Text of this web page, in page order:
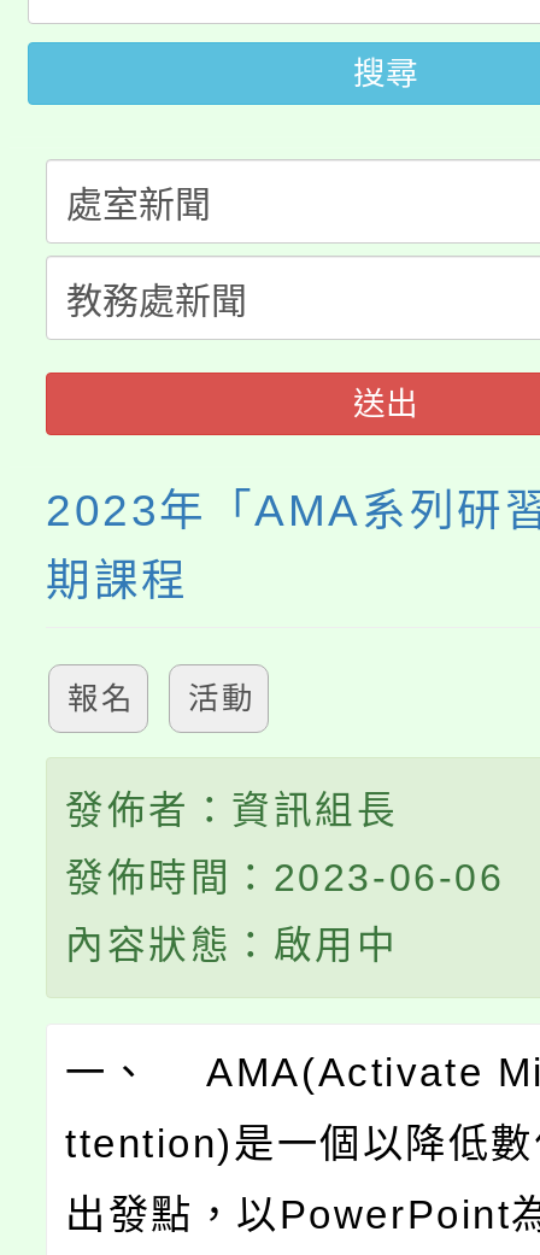
田徑場及游泳池舉行。
桃園市低收入戶享有免
視費優惠，中低收入戶
半價優惠，詳情可洽有
者。
大園自造教育及科技
份教師增能研習
份教師研習
淨零綠生活教案入校路
會
115年食農教育專業人
程
搜尋
送出
2023年「AMA系列研
期課程
報名 活動
發佈者：資訊組長
發佈時間：2023-06-06
內容狀態：啟用中
一、 AMA(Activate
ttention)是一個以降低
出發點，以PowerPoint